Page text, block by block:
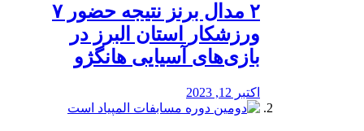
۲ مدال برنز نتیجه حضور ۷
ورزشکار استان البرز در
بازی‌های آسیایی هانگژو
اکتبر 12, 2023